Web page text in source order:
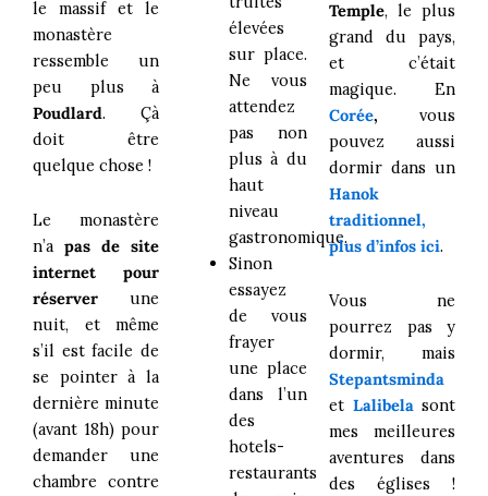
le massif et le
monastère
ressemble un
peu plus à
Poudlard. Çà
doit être
quelque chose !
Le monastère
n’a pas de site
internet pour
réserver une
nuit, et même
s’il est facile de
se pointer à la
dernière minute
(avant 18h) pour
demander une
chambre contre
élevées
sur place.
Ne vous
attendez
pas non
plus à du
haut
niveau
gastronomique.
Sinon
essayez
de vous
frayer
une place
dans l’un
des
hotels-
restaurants
Temple, le plus
grand du pays,
et c’était
magique. En
Corée, vous
pouvez aussi
dormir dans un
Hanok
traditionnel,
plus d’infos ici.
Vous ne
pourrez pas y
dormir, mais
Stepantsminda
et Lalibela sont
mes meilleures
aventures dans
des églises !